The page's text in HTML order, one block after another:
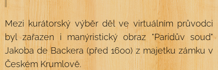
Mezi kurátorský výběr děl ve virtuálním průvodci
byl zařazen i manýristický obraz "Paridův soud"
Jakoba de Backera (před 1600) z majetku zámku v
Českém Krumlově.